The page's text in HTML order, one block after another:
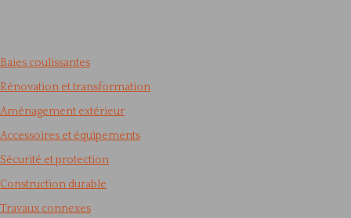
Baies coulissantes
Rénovation et transformation
Aménagement extérieur
Accessoires et équipements
Sécurité et protection
Construction durable
Travaux connexes